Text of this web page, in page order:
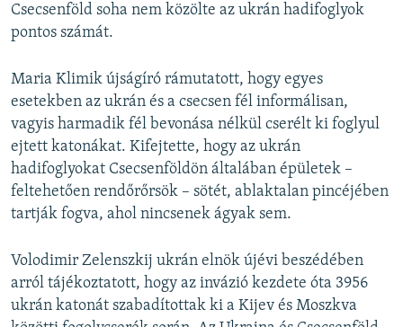
Csecsenföld soha nem közölte az ukrán hadifoglyok
pontos számát.
Maria Klimik újságíró rámutatott, hogy egyes
esetekben az ukrán és a csecsen fél informálisan,
vagyis harmadik fél bevonása nélkül cserélt ki foglyul
ejtett katonákat. Kifejtette, hogy az ukrán
hadifoglyokat Csecsenföldön általában épületek –
feltehetően rendőrőrsök – sötét, ablaktalan pincéjében
tartják fogva, ahol nincsenek ágyak sem.
Volodimir Zelenszkij ukrán elnök újévi beszédében
arról tájékoztatott, hogy az invázió kezdete óta 3956
ukrán katonát szabadítottak ki a Kijev és Moszkva